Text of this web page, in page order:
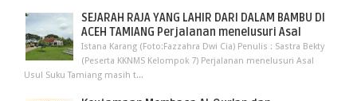
SEJARAH RAJA YANG LAHIR DARI DALAM BAMBU DI
ACEH TAMIANG Perjalanan menelusuri Asal
Istana Karang (Foto:Fazzahra Dwi Cia) Penulis : Sastra Bekty
(Peserta KKNMS Kelompok 7) Perjalanan menelusuri Asal
Usul Suku Tamiang masih t...